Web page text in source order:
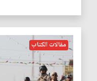
مقالات الكتاب